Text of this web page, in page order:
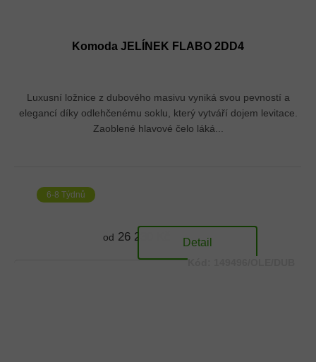
Komoda JELÍNEK FLABO 2DD4
Luxusní ložnice z dubového masivu vyniká svou pevností a
elegancí díky odlehčenému soklu, který vytváří dojem levitace.
Zaoblené hlavové čelo láká...
6-8 Týdnů
od 26 230 Kč Detail